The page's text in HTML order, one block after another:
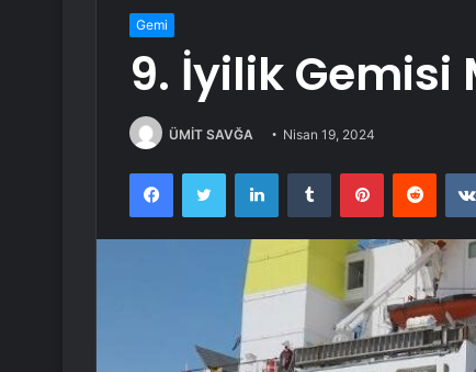
Gemi
9. İyilik Gemisi
ÜMİT SAVĞA Nisan 19, 2024
FacebookTwitter LinkedInTumblr Pinterest